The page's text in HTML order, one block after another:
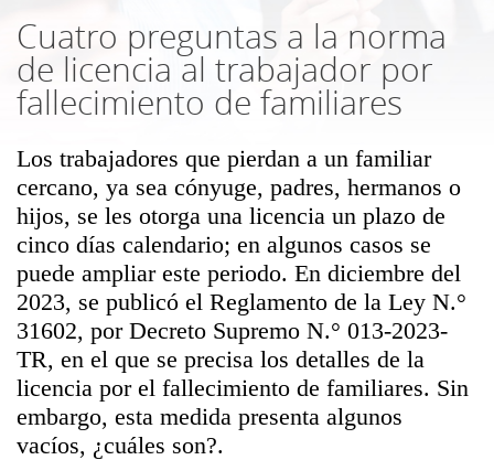
Cuatro preguntas a la norma
de licencia al trabajador por
fallecimiento de familiares
Los trabajadores que pierdan a un familiar
cercano, ya sea cónyuge, padres, hermanos o
hijos, se les otorga una licencia un plazo de
cinco días calendario; en algunos casos se
puede ampliar este periodo. En diciembre del
2023, se publicó el Reglamento de la Ley N.°
31602, por Decreto Supremo N.° 013-2023-
TR, en el que se precisa los detalles de la
licencia por el fallecimiento de familiares. Sin
embargo, esta medida presenta algunos
vacíos, ¿cuáles son?.